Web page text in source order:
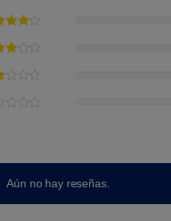
Aún no hay reseñas.